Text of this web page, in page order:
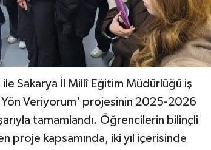
Sakarya İl Millî Eğitim Müdürlüğü iş
Veriyorum' projesinin 2025-2026
tamamlandı. Öğrencilerin bilinçli
proje kapsamında, iki yıl içerisinde